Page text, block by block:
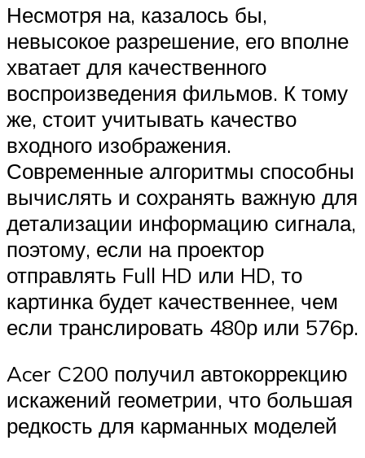
Несмотря на, казалось бы,
невысокое разрешение, его вполне
хватает для качественного
воспроизведения фильмов. К тому
же, стоит учитывать качество
входного изображения.
Современные алгоритмы способны
вычислять и сохранять важную для
детализации информацию сигнала,
поэтому, если на проектор
отправлять Full HD или HD, то
картинка будет качественнее, чем
если транслировать 480р или 576р.
Acer C200 получил автокоррекцию
искажений геометрии, что большая
редкость для карманных моделей